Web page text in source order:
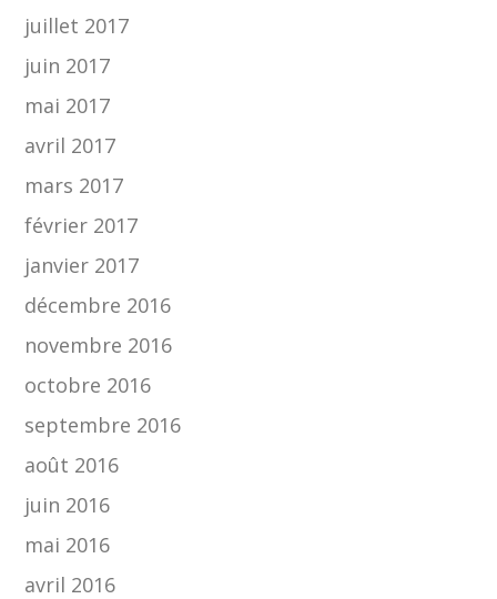
juillet 2017
juin 2017
mai 2017
avril 2017
mars 2017
février 2017
janvier 2017
décembre 2016
novembre 2016
octobre 2016
septembre 2016
août 2016
juin 2016
mai 2016
avril 2016